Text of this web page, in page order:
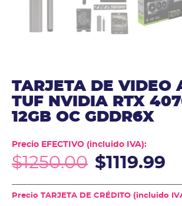
TARJETA DE VIDEO
TUF NVIDIA RTX
12GB OC GDDR6X
Precio EFECTIVO (incluido IVA):
$1250.00 $1119.99
Precio TARJETA DE CRÉDITO (incluido